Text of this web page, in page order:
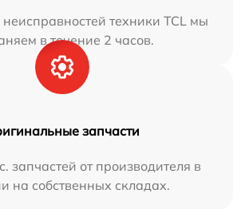
техники TCL мы
в течение 2 часов.
запчасти
запчастей от производителя в
на собственных складах.